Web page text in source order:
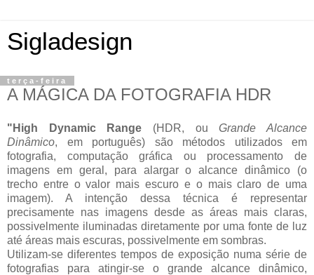
Sigladesign
terça-feira
A MÁGICA DA FOTOGRAFIA HDR
"High Dynamic Range (HDR, ouGrande Alcance
Dinâmico, em português) são métodos utilizados em
fotografia, computação gráfica ou processamento de
imagens em geral, para alargar o alcance dinâmico (o
trecho entre o valor mais escuro e o mais claro de uma
imagem). A intenção dessa técnica é representar
precisamente nas imagens desde as áreas mais claras,
possivelmente iluminadas diretamente por uma fonte de luz
até áreas mais escuras, possivelmente em sombras.
Utilizam-se diferentes tempos de exposição numa série de
fotografias para atingir-se o grande alcance dinâmico,